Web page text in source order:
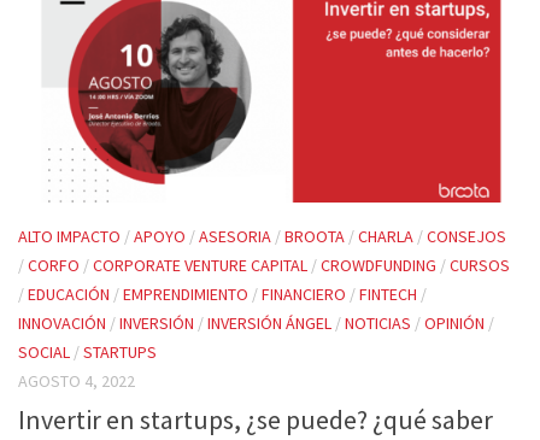
ALTO IMPACTO /APOYO /ASESORIA /BROOTA /CHARLA /CONSEJOS
/CORFO /CORPORATE VENTURE CAPITAL /CROWDFUNDING /CURSOS
/EDUCACIÓN /EMPRENDIMIENTO /FINANCIERO /FINTECH /
INNOVACIÓN /INVERSIÓN /INVERSIÓN ÁNGEL /NOTICIAS /OPINIÓN /
SOCIAL /STARTUPS
AGOSTO 4, 2022
Invertir en startups, ¿se puede? ¿qué saber